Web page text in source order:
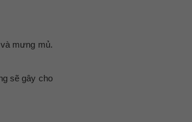
mưng mủ.
sẽ gây cho